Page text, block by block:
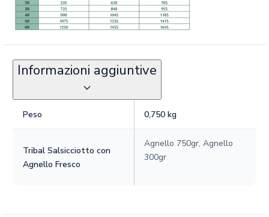
Informazioni aggiuntive
Peso 0,750 kg
Tribal Salsicciotto con
Agnello Fresco
Agnello 750gr, Agnello
300gr